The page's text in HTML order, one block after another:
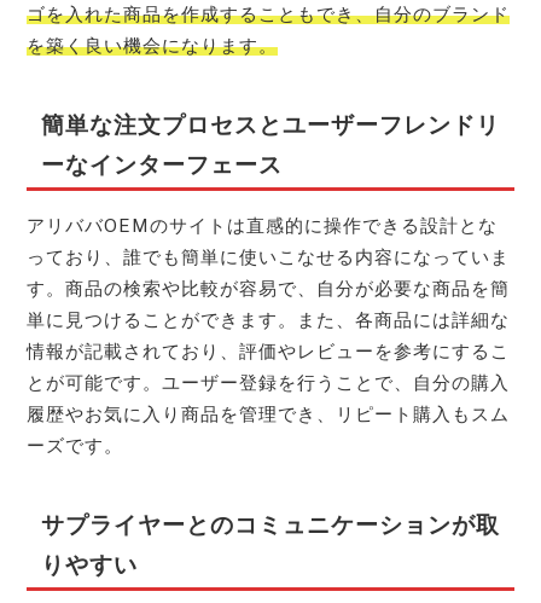
ゴを入れた商品を作成することもでき、自分のブランド
を築く良い機会になります。
簡単な注文プロセスとユーザーフレンドリ
ーなインターフェース
アリババOEMのサイトは直感的に操作できる設計とな
っており、誰でも簡単に使いこなせる内容になっていま
す。商品の検索や比較が容易で、自分が必要な商品を簡
単に見つけることができます。また、各商品には詳細な
情報が記載されており、評価やレビューを参考にするこ
とが可能です。ユーザー登録を行うことで、自分の購入
履歴やお気に入り商品を管理でき、リピート購入もスム
ーズです。
サプライヤーとのコミュニケーションが取
りやすい